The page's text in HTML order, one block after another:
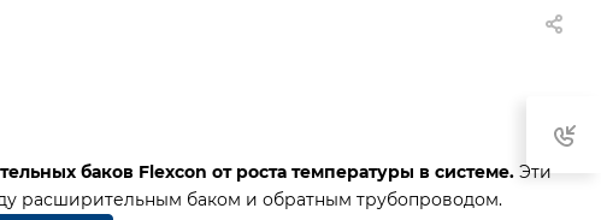
баков Flexcon от роста температуры в системе. Эти
расширительным баком и обратным трубопроводом.